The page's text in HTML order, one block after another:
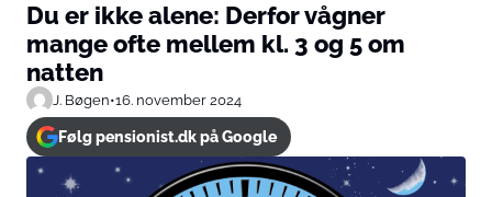
Du er ikke alene: Derfor vågner
mange ofte mellem kl. 3 og 5 om
natten
J. Bøgen•16. november 2024
Følg pensionist.dk på Google